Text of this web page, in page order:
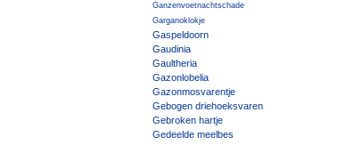
Ganzenvoetnachtschade
Garganoklokje
Gaspeldoorn
Gaudinia
Gaultheria
Gazonlobelia
Gazonmosvarentje
Gebogen driehoeksvaren
Gebroken hartje
Gedeelde meelbes